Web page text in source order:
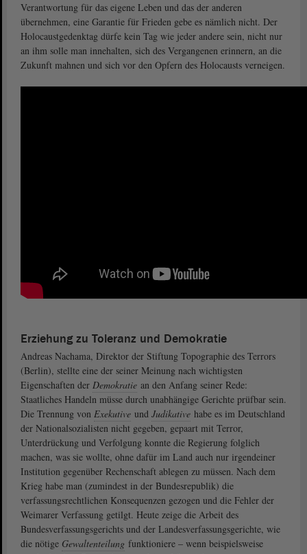
Verantwortung für das eigene Leben und das der anderen
übernehmen, eine Garantie für Frieden gebe es nämlich nicht. Der
Holocaustgedenktag dürfe kein Tag wie jeder andere sein, nicht nur
an ihm solle man innehalten, sich des Vergangenen erinnern, an die
Zukunft mahnen und sich vor den Opfern des Holocausts verneigen.
Erziehung zu Toleranz und Demokratie
Andreas Nachama, Direktor der Stiftung Topographie des Terrors
(Berlin), stellte eine der seiner Meinung nach wichtigsten
Eigenschaften der Demokratie an den Anfang seiner Rede:
Staatliches Handeln müsse durch unabhängige Gerichte prüfbar sein.
Die Trennung von Exekutive und Judikative habe es im Deutschland
der Nationalsozialisten nicht gegeben, gepaart mit Terror,
Unterdrückung und Verfolgung konnte die Regierung folglich
machen, was sie wollte, ohne dafür im Land auch nur irgendeiner
Institution gegenüber Rechenschaft ablegen zu müssen. Nach dem
Krieg habe man (zumindest in der Bundesrepublik) die
verfassungsrechtlichen Konsequenzen gezogen und die Fehler der
Weimarer Verfassung getilgt. Heute zeige die Arbeit des
Bundesverfassungsgerichts und der Landesverfassungsgerichte, wie
die nötige Gewaltenteilung funktioniere – wenn beispielsweise